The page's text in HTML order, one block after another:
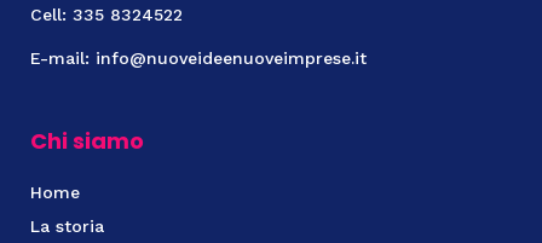
Cell: 335 8324522
E-mail: info@nuoveideenuoveimprese.it
Chi siamo
Home
La storia